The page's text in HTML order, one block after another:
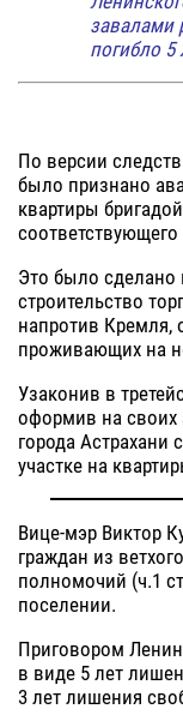
завалами
погибло
По версии
было признано
квартиры
Это было сделано
строительство
напротив Кремля,
проживающих на
Узаконив в
оформив на своих
города
участке на
Вице-мэр Виктор
граждан из
полномочий (ч.1
поселении.
Приговором
в виде 5 лет
3 лет лишения